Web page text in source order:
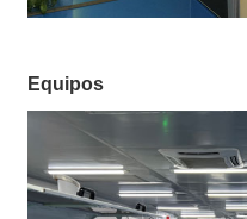
Equipos